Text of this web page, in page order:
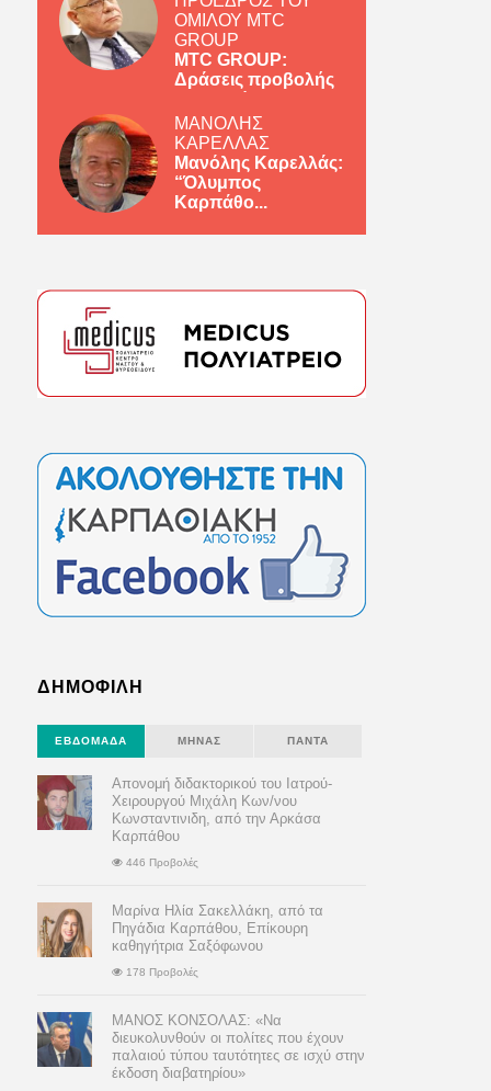
ΟΜΙΛΟΥ MTC
GROUP
MTC GROUP:
Δράσεις προβολής
ΜΑΝΟΛΗΣ
ΚΑΡΕΛΛΑΣ
Μανόλης Καρελλάς:
“Όλυμπος
Καρπάθο...
ΔΗΜΟΦΙΛΗ
ΕΒΔΟΜΆΔΑ ΜΉΝΑΣ ΠΆΝΤΑ
Απονομή διδακτορικού του Ιατρού-
Χειρουργού Μιχάλη Κων/νου
Κωνσταντινιδη, από την Αρκάσα
Καρπάθου
446 Προβολές
Μαρίνα Ηλία Σακελλάκη, από τα
Πηγάδια Καρπάθου, Επίκουρη
καθηγήτρια Σαξόφωνου
178 Προβολές
ΜΑΝΟΣ ΚΟΝΣΟΛΑΣ: «Να
διευκολυνθούν οι πολίτες που έχουν
παλαιού τύπου ταυτότητες σε ισχύ στην
έκδοση διαβατηρίου»